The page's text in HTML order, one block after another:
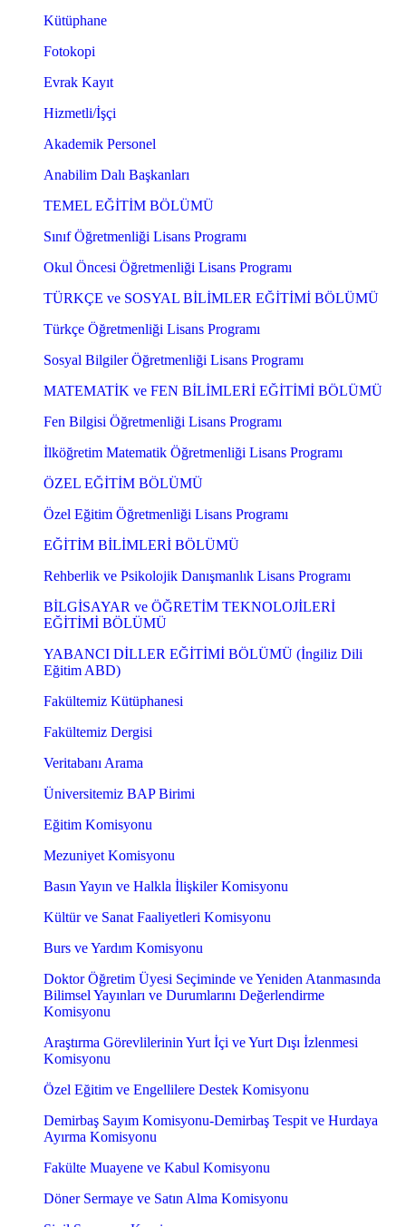
Kütüphane
Fotokopi
Evrak Kayıt
Hizmetli/İşçi
Akademik Personel
Anabilim Dalı Başkanları
TEMEL EĞİTİM BÖLÜMÜ
Sınıf Öğretmenliği Lisans Programı
Okul Öncesi Öğretmenliği Lisans Programı
TÜRKÇE ve SOSYAL BİLİMLER EĞİTİMİ BÖLÜMÜ
Türkçe Öğretmenliği Lisans Programı
Sosyal Bilgiler Öğretmenliği Lisans Programı
MATEMATİK ve FEN BİLİMLERİ EĞİTİMİ BÖLÜMÜ
Fen Bilgisi Öğretmenliği Lisans Programı
İlköğretim Matematik Öğretmenliği Lisans Programı
ÖZEL EĞİTİM BÖLÜMÜ
Özel Eğitim Öğretmenliği Lisans Programı
EĞİTİM BİLİMLERİ BÖLÜMÜ
Rehberlik ve Psikolojik Danışmanlık Lisans Programı
BİLGİSAYAR ve ÖĞRETİM TEKNOLOJİLERİ
EĞİTİMİ BÖLÜMÜ
YABANCI DİLLER EĞİTİMİ BÖLÜMÜ (İngiliz Dili
Eğitim ABD)
Fakültemiz Kütüphanesi
Fakültemiz Dergisi
Veritabanı Arama
Üniversitemiz BAP Birimi
Eğitim Komisyonu
Mezuniyet Komisyonu
Basın Yayın ve Halkla İlişkiler Komisyonu
Kültür ve Sanat Faaliyetleri Komisyonu
Burs ve Yardım Komisyonu
Doktor Öğretim Üyesi Seçiminde ve Yeniden Atanmasında
Bilimsel Yayınları ve Durumlarını Değerlendirme
Komisyonu
Araştırma Görevlilerinin Yurt İçi ve Yurt Dışı İzlenmesi
Komisyonu
Özel Eğitim ve Engellilere Destek Komisyonu
Demirbaş Sayım Komisyonu-Demirbaş Tespit ve Hurdaya
Ayırma Komisyonu
Fakülte Muayene ve Kabul Komisyonu
Döner Sermaye ve Satın Alma Komisyonu